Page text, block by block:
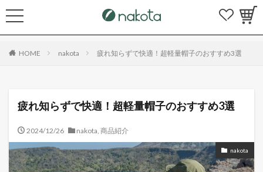
HOME nakota 疲れ知らずで快適！超軽量帽子のおすすめ3選
疲れ知らずで快適！超軽量帽子のおすすめ3選
2024/12/26 nakota, 商品紹介
nakota